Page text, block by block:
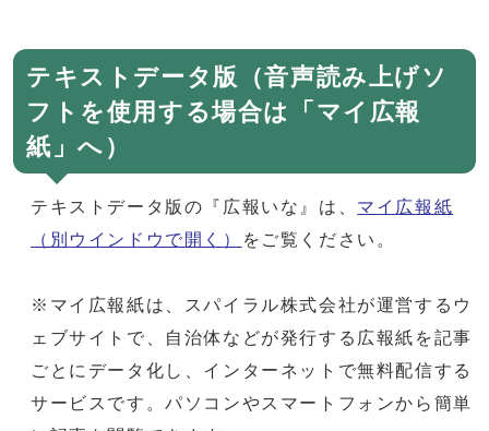
テキストデータ版（音声読み上げソ
フトを使用する場合は「マイ広報
紙」へ）
テキストデータ版の『広報いな』は、 マイ広報紙
（別ウインドウで開く）
をご覧ください。
※マイ広報紙は、スパイラル株式会社が運営するウ
ェブサイトで、自治体などが発行する広報紙を記事
ごとにデータ化し、インターネットで無料配信する
サービスです。パソコンやスマートフォンから簡単